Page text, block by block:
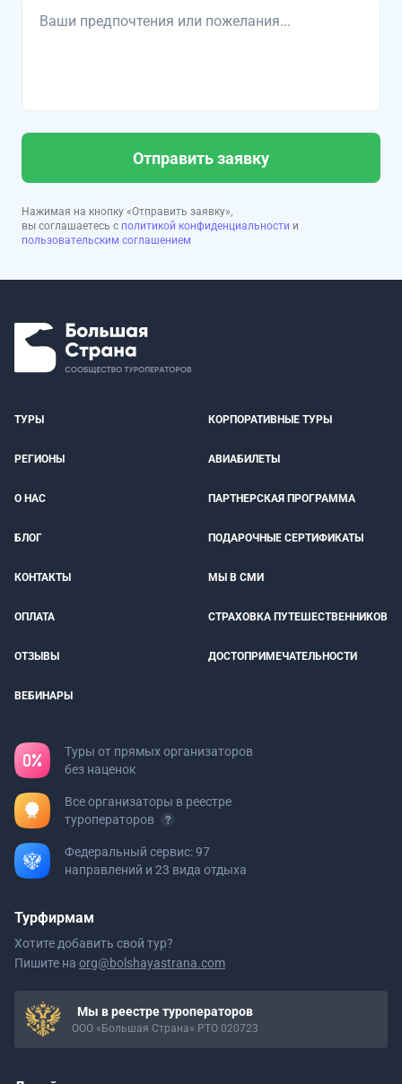
Отправить заявку
Нажимая на кнопку «Отправить заявку»,
вы соглашаетесь с политикой конфиденциальности и
пользовательским соглашением
ТУРЫ КОРПОРАТИВНЫЕ ТУРЫ
РЕГИОНЫ АВИАБИЛЕТЫ
О НАС ПАРТНЕРСКАЯ ПРОГРАММА
БЛОГ ПОДАРОЧНЫЕ СЕРТИФИКАТЫ
КОНТАКТЫ МЫ В СМИ
ОПЛАТА СТРАХОВКА ПУТЕШЕСТВЕННИКОВ
ОТЗЫВЫ ДОСТОПРИМЕЧАТЕЛЬНОСТИ
ВЕБИНАРЫ
Туры от прямых организаторов
без наценок
Все организаторы в реестре
туроператоров
Федеральный сервис: 97
направлений и 23 вида отдыха
Турфирмам
Хотите добавить свой тур?
Пишите на org@bolshayastrana.com
Мы в реестре туроператоров
ООО «Большая Страна» РТО 020723